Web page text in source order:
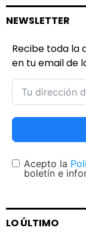
NEWSLETTER
Recibe toda la
en tu email de
Acepto la
boletín e
LO ÚLTIMO